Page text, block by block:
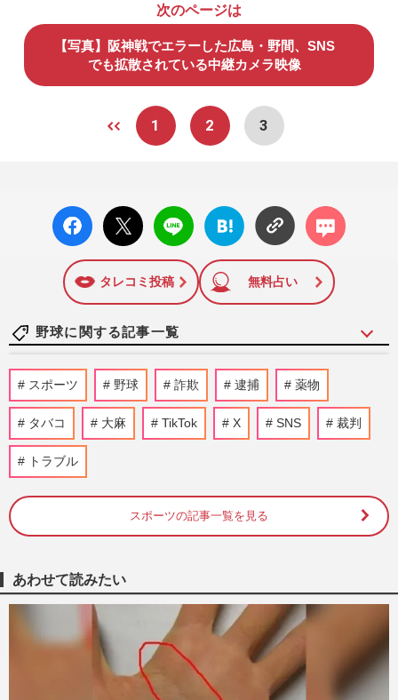
次のページは
【写真】阪神戦でエラーした広島・野間、SNS
でも拡散されている中継カメラ映像
1 2 3
facebo
ok い
X ポス
ト
LINE
はてな
ブック
に追加
コメン
ト
タレコミ投稿 無料占い
野球に関する記事一覧
《推し球児ランキング》夏の甲子園開幕！
30代以上の女性に聞いた、心に残った高校
球児1位は「大柄で顔が小…
週刊女性2025年8月19日・26日号 7時間前
『チョンダラー』に禁止令「暴行には甘い
くせに…」“間違いだらけ”…
『週刊女性』編集部 8時間前
大谷翔平が異例の“ホームランボール回
収”、妻・真美子さんと球場デビューの息
子の記念か、家族愛と子煩悩…
週刊女性PRIME
「第108回全国高校野球選手権大会」甲子
スポーツ 野球 詐欺 逮捕 薬物
タバコ 大麻 TikTok X SNS 裁判
トラブル
スポーツの記事一覧を見る
あわせて読みたい